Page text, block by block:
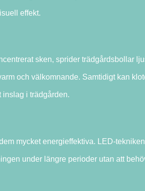
effekt.
sken, sprider trädgårdsbollar
och välkomnande. Samtidigt kan
inslag i trädgården.
mycket energieffektiva. LED-
under längre perioder utan att